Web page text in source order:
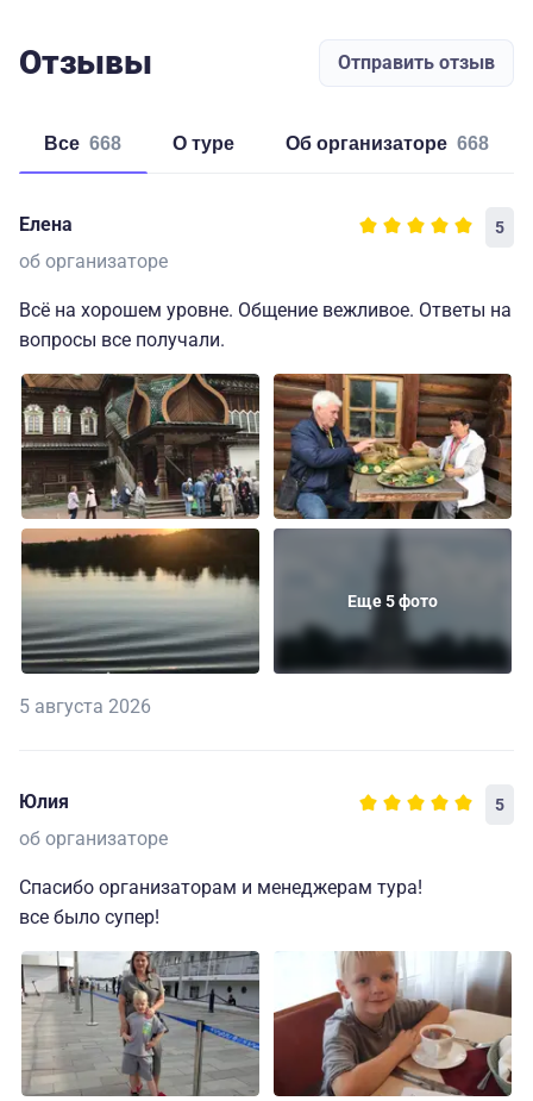
Отзывы Отправить отзыв
Все 668 о туре об организаторе 668
Елена 5
об организаторе
Всё на хорошем уровне. Общение вежливое. Ответы на
вопросы все получали.
Еще 5 фото
5 августа 2026
Юлия 5
об организаторе
Спасибо организаторам и менеджерам тура!
все было супер!